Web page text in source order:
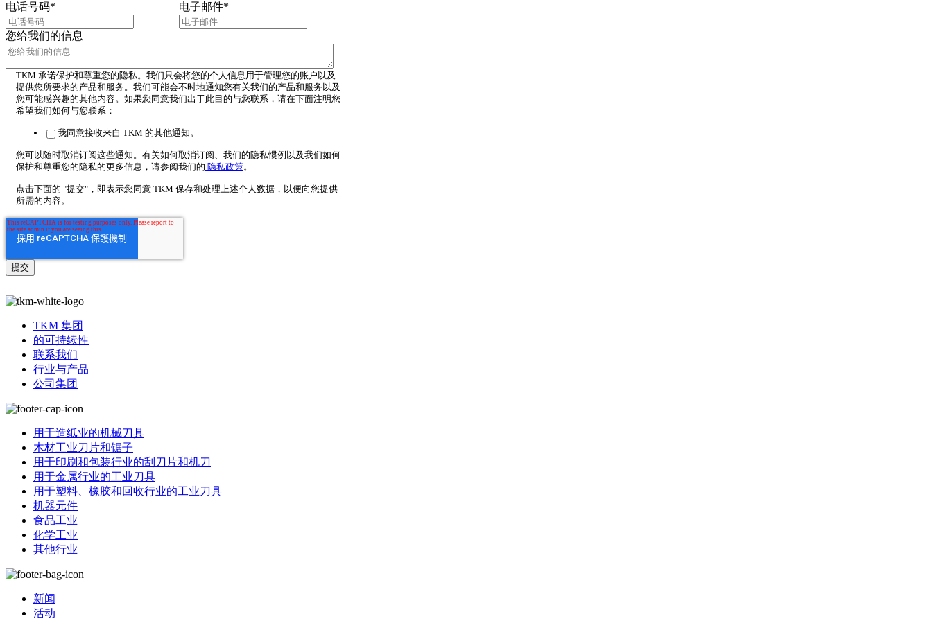
电话号码* 电子邮件*
您给我们的信息
TKM 承诺保护和尊重您的隐私。我们只会将您的个人信息用于管理您的账户以及
提供您所要求的产品和服务。我们可能会不时地通知您有关我们的产品和服务以及
您可能感兴趣的其他内容。如果您同意我们出于此目的与您联系，请在下面注明您
希望我们如何与您联系：
我同意接收来自 TKM 的其他通知。
您可以随时取消订阅这些通知。有关如何取消订阅、我们的隐私惯例以及我们如何
保护和尊重您的隐私的更多信息，请参阅我们的 隐私政策。
点击下面的 "提交"，即表示您同意 TKM 保存和处理上述个人数据，以便向您提供
所需的内容。
TKM 集团
的可持续性
联系我们
行业与产品
公司集团
用于造纸业的机械刀具
木材工业刀片和锯子
用于印刷和包装行业的刮刀片和机刀
用于金属行业的工业刀具
用于塑料、橡胶和回收行业的工业刀具
机器元件
食品工业
化学工业
其他行业
新闻
活动